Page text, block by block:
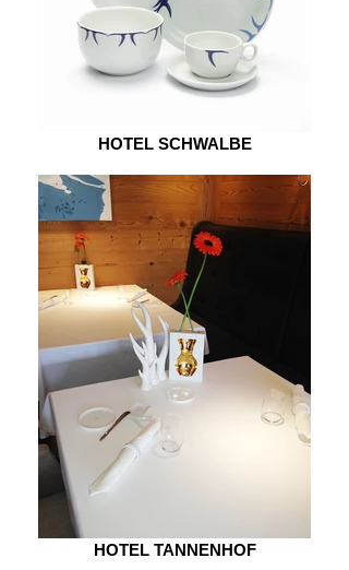
HOTEL SCHWALBE
HOTEL TANNENHOF